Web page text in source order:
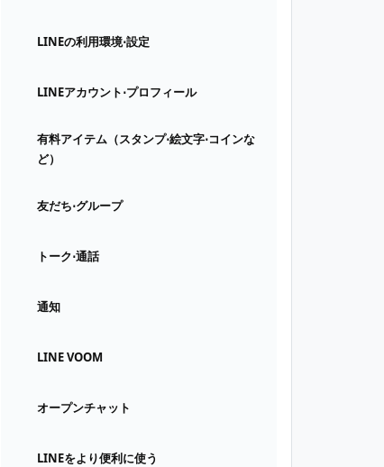
LINEの利用環境⋅設定
LINEアカウント⋅プロフィール
有料アイテム（スタンプ⋅絵文字⋅コインな
ど）
友だち⋅グループ
トーク⋅通話
通知
LINE VOOM
オープンチャット
LINEをより便利に使う